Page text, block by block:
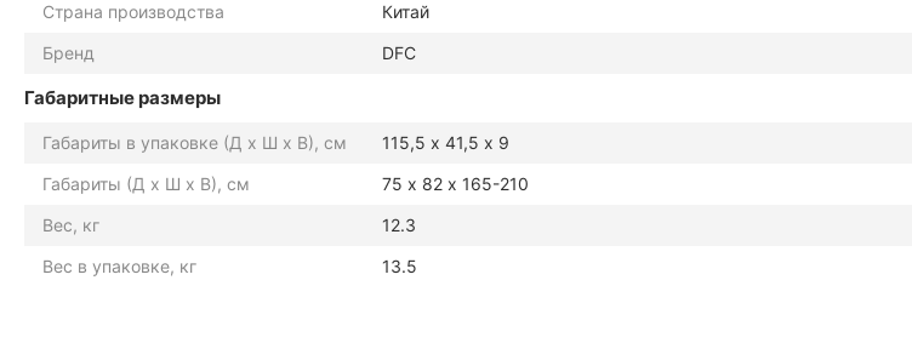
Страна производства
Китай
Бренд
DFC
Габаритные размеры
Габариты в упаковке (Д х Ш х В), см
115,5 х 41,5 х 9
Габариты (Д х Ш х В), см
75 х 82 х 165-210
Вес, кг
12.3
Вес в упаковке, кг
13.5